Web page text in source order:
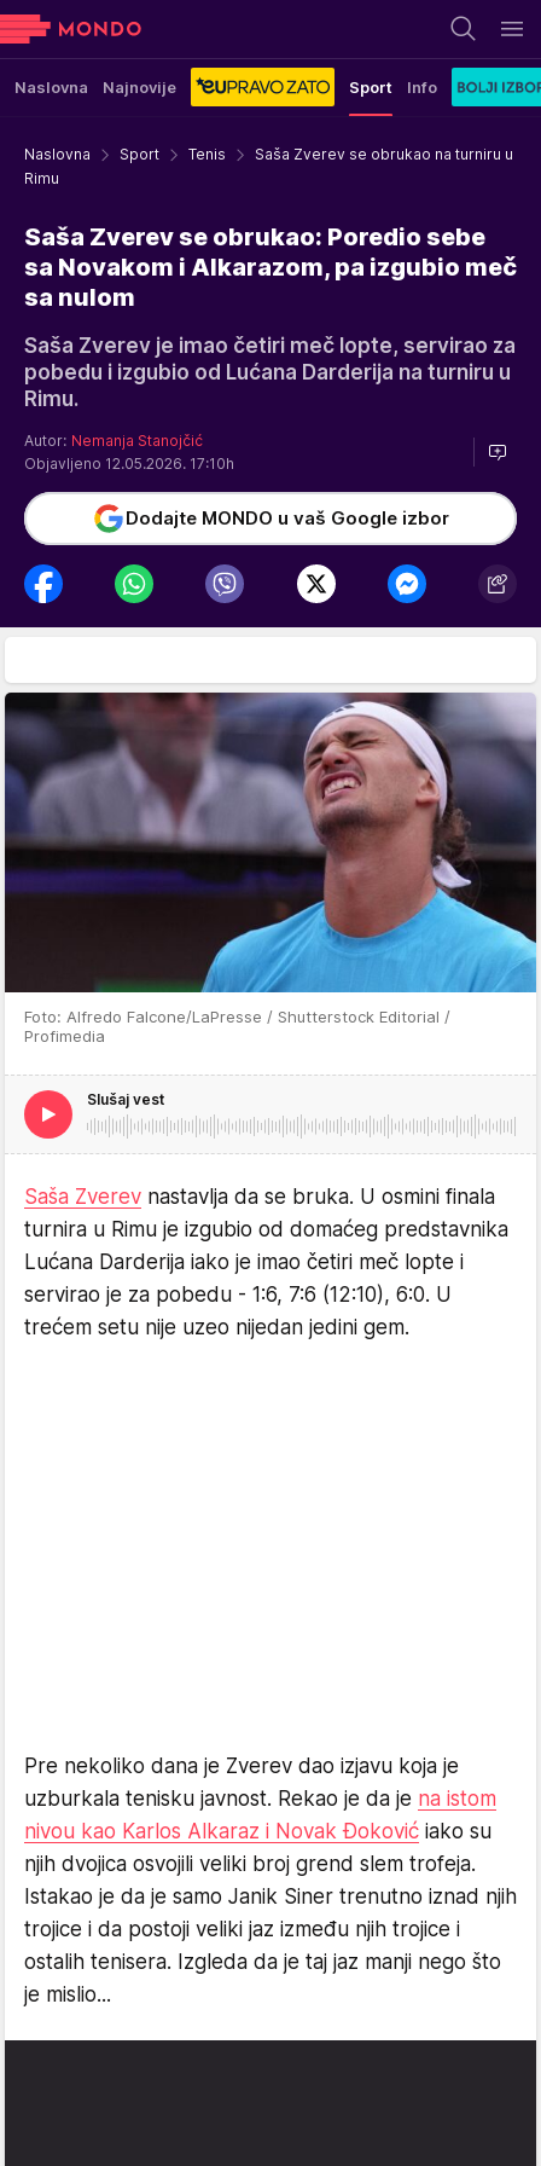
Naslovna Najnovije Sport Info
Naslovna Sport Tenis
Saša Zverev se obrukao na turniru u
Rimu
Saša Zverev se obrukao: Poredio sebe
sa Novakom i Alkarazom, pa izgubio meč
sa nulom
Saša Zverev je imao četiri meč lopte, servirao za
pobedu i izgubio od Lućana Darderija na turniru u
Rimu.
Autor: Nemanja Stanojčić
Objavljeno 12.05.2026. 17:10h
Dodajte MONDO u vaš Google izbor
Foto: Alfredo Falcone/LaPresse / Shutterstock Editorial /
Profimedia
Slušaj vest
Saša Zverev nastavlja da se bruka. U osmini finala
turnira u Rimu je izgubio od domaćeg predstavnika
Lućana Darderija iako je imao četiri meč lopte i
servirao je za pobedu - 1:6, 7:6 (12:10), 6:0. U
trećem setu nije uzeo nijedan jedini gem.
Pre nekoliko dana je Zverev dao izjavu koja je
uzburkala tenisku javnost. Rekao je da je na istom
nivou kao Karlos Alkaraz i Novak Đoković iako su
njih dvojica osvojili veliki broj grend slem trofeja.
Istakao je da je samo Janik Siner trenutno iznad njih
trojice i da postoji veliki jaz između njih trojice i
ostalih tenisera. Izgleda da je taj jaz manji nego što
je mislio...